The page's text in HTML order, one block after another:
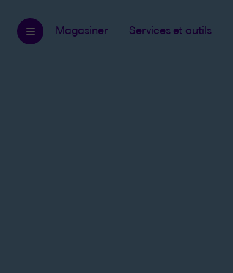
Magasiner Services et outils